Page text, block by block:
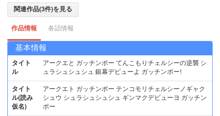
関連作品(3件)を見る
作品情報 各話情報
基本情報
タイト
ル
アークエと ガッチンポー てんこもりチェルシーの逆襲 シ
ュラシュシュシュ 銀幕デビューよ ガッチンポー!
タイト
ル(読み
仮名)
アークエト ガッチンポー テンコモリチェルシーノギャク
シュウ シュラシュシュシュ ギンマクデビューヨ ガッチン
ポー